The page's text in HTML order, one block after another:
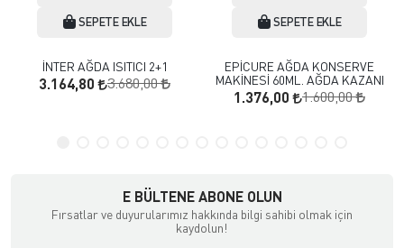
SEPETE EKLE
İNTER AĞDA ISITICI 2+1
3.164,80 3.680,00
SEPETE EKLE
EPİCURE AĞDA KONSERVE
MAKİNESİ 60ML. AĞDA KAZANI
1.376,00 1.600,00
E BÜLTENE ABONE OLUN
Fırsatlar ve duyurularımız hakkında bilgi sahibi olmak için
kaydolun!